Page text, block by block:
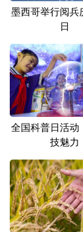
墨西哥举行阅兵
日
全国科普日活动
技魅力